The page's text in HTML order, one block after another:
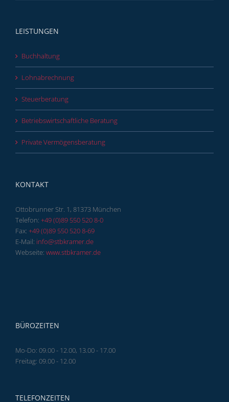
LEISTUNGEN
Buchhaltung
Lohnabrechnung
Steuerberatung
Betriebswirtschaftliche Beratung
Private Vermögensberatung
KONTAKT
Ottobrunner Str. 1, 81373 München
Telefon: +49 (0)89 550 520 8-0
Fax: +49 (0)89 550 520 8-69
E-Mail: info@stbkramer.de
Webseite: www.stbkramer.de
BÜROZEITEN
Mo-Do: 09.00 - 12.00, 13.00 - 17.00
Freitag: 09.00 - 12.00
TELEFONZEITEN